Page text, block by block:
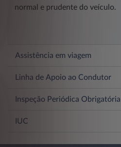
normal e prudente do veículo.
Assistência em viagem
Linha de Apoio ao Condutor
Inspeção Periódica Obrigatória
IUC